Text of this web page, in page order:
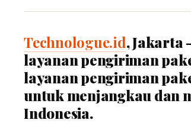
Technologue.id, Jakarta
layanan pengiriman
layanan pengiriman
untuk menjangkau dan
Indonesia.